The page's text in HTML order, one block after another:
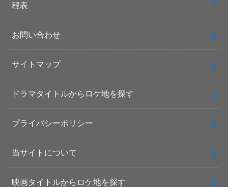
程表
お問い合わせ
サイトマップ
ドラマタイトルからロケ地を探す
プライバシーポリシー
当サイトについて
映画タイトルからロケ地を探す